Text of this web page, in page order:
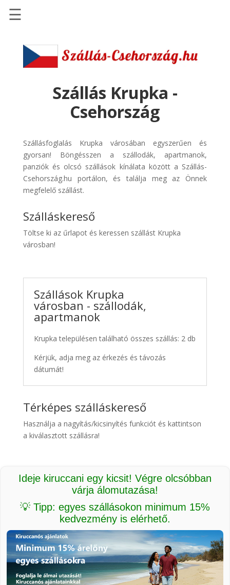
Szállások
Szállásinfo.eu
pénzvisszatérítéssel
Discover
Cars
Transzfer
Kiwi
Taxi
☰
Szállás Krupka -
Csehország
Szállásfoglalás Krupka városában egyszerűen és
gyorsan! Böngésszen a szállodák, apartmanok,
panziók és olcsó szállások kínálata között a Szállás-
Csehország.hu portálon, és találja meg az Önnek
megfelelő szállást.
Szálláskereső
Töltse ki az űrlapot és keressen szállást Krupka
városban!
Szállások Krupka
városban - szállodák,
apartmanok
Krupka településen található összes szállás: 2 db
Kérjük, adja meg az érkezés és távozás
dátumát!
Térképes szálláskereső
Használja a nagyítás/kicsinyítés funkciót és kattintson
a kiválasztott szállásra!
Ideje kiruccani egy kicsit! Végre olcsóbban
várja álomutazása!
💡 Tipp: egyes szállásokon minimum 15%
kedvezmény is elérhető.